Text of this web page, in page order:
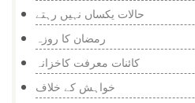
حالات یکساں نہیں رہتے
رمضان کا روزہ
کائنات معرفت کاخزانہ
خواہش کے خلاف